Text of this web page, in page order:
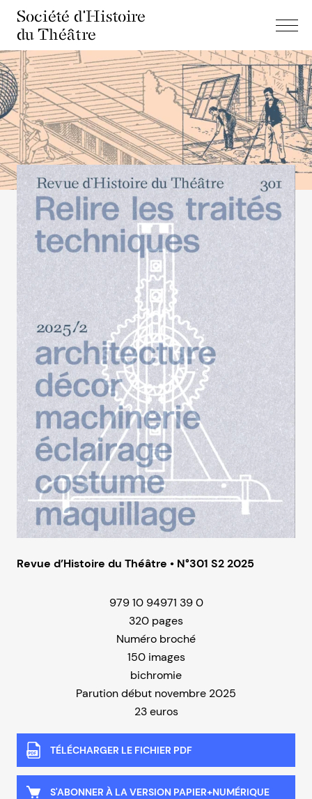
Société d'Histoire
du Théâtre
Revue d’Histoire du Théâtre • N°301 S2 2025
979 10 94971 39 0
320 pages
Numéro broché
150 images
bichromie
Parution début novembre 2025
23 euros
TÉLÉCHARGER LE FICHIER PDF
S'ABONNER À LA VERSION PAPIER+NUMÉRIQUE